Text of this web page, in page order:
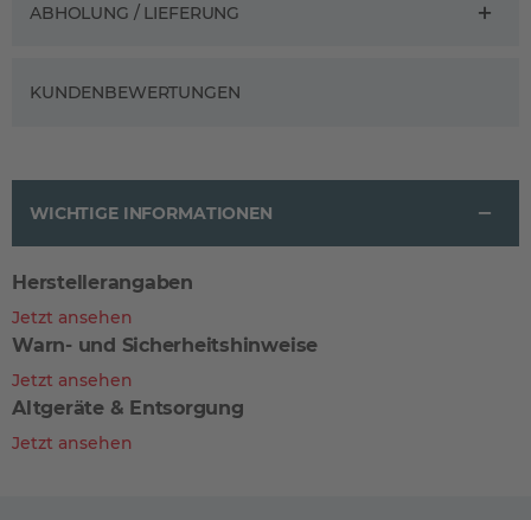
ABHOLUNG / LIEFERUNG
KUNDENBEWERTUNGEN
WICHTIGE INFORMATIONEN
Herstellerangaben
Jetzt ansehen
Warn- und Sicherheitshinweise
Jetzt ansehen
Altgeräte & Entsorgung
Jetzt ansehen